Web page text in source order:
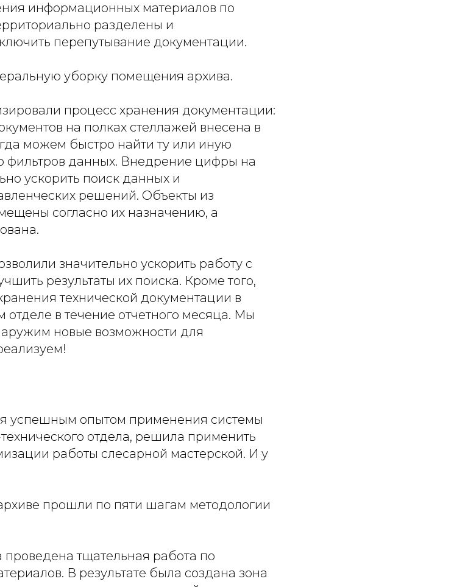
информационных материалов по
разделены и
перепутывание документации.
уборку помещения архива.
процесс хранения документации:
на полках стеллажей внесена в
можем быстро найти ту или иную
фильтров данных. Внедрение цифры на
ускорить поиск данных и
решений. Объекты из
согласно их назначению, а
значительно ускорить работу с
результаты их поиска. Кроме того,
технической документации в
отделе в течение отчетного месяца. Мы
новые возможности для
успешным опытом применения системы
отдела, решила применить
работы слесарной мастерской. И у
прошли по пяти шагам методологии
тщательная работа по
В результате была создана зона